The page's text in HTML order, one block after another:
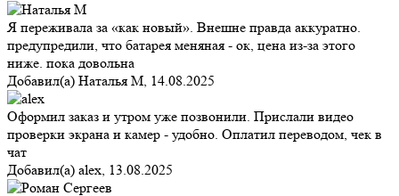
Я переживала за «как новый». Внешне правда аккуратно.
предупредили, что батарея меняная - ок, цена из-за этого
ниже. пока довольна
Добавил(а) Наталья М, 14.08.2025
Оформил заказ и утром уже позвонили. Прислали видео
проверки экрана и камер - удобно. Оплатил переводом, чек в
чат
Добавил(а) alex, 13.08.2025